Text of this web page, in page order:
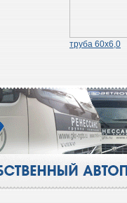
труба 60х6,0